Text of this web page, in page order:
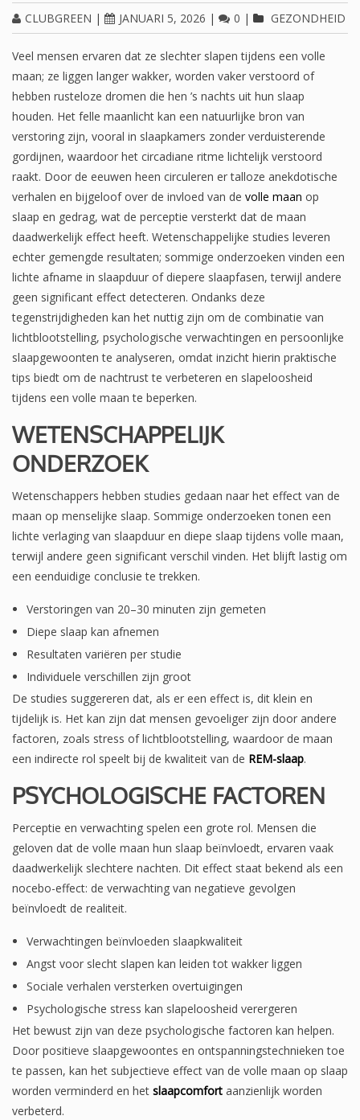
CLUBGREEN | JANUARI 5, 2026 | 0 | GEZONDHEID
Veel mensen ervaren dat ze slechter slapen tijdens een volle
maan; ze liggen langer wakker, worden vaker verstoord of
hebben rusteloze dromen die hen ’s nachts uit hun slaap
houden. Het felle maanlicht kan een natuurlijke bron van
verstoring zijn, vooral in slaapkamers zonder verduisterende
gordijnen, waardoor het circadiane ritme lichtelijk verstoord
raakt. Door de eeuwen heen circuleren er talloze anekdotische
verhalen en bijgeloof over de invloed van de volle maan op
slaap en gedrag, wat de perceptie versterkt dat de maan
daadwerkelijk effect heeft. Wetenschappelijke studies leveren
echter gemengde resultaten; sommige onderzoeken vinden een
lichte afname in slaapduur of diepere slaapfasen, terwijl andere
geen significant effect detecteren. Ondanks deze
tegenstrijdigheden kan het nuttig zijn om de combinatie van
lichtblootstelling, psychologische verwachtingen en persoonlijke
slaapgewoonten te analyseren, omdat inzicht hierin praktische
tips biedt om de nachtrust te verbeteren en slapeloosheid
tijdens een volle maan te beperken.
WETENSCHAPPELIJK
ONDERZOEK
Wetenschappers hebben studies gedaan naar het effect van de
maan op menselijke slaap. Sommige onderzoeken tonen een
lichte verlaging van slaapduur en diepe slaap tijdens volle maan,
terwijl andere geen significant verschil vinden. Het blijft lastig om
een eenduidige conclusie te trekken.
Verstoringen van 20–30 minuten zijn gemeten
Diepe slaap kan afnemen
Resultaten variëren per studie
Individuele verschillen zijn groot
De studies suggereren dat, als er een effect is, dit klein en
tijdelijk is. Het kan zijn dat mensen gevoeliger zijn door andere
factoren, zoals stress of lichtblootstelling, waardoor de maan
een indirecte rol speelt bij de kwaliteit van de REM-slaap.
PSYCHOLOGISCHE FACTOREN
Perceptie en verwachting spelen een grote rol. Mensen die
geloven dat de volle maan hun slaap beïnvloedt, ervaren vaak
daadwerkelijk slechtere nachten. Dit effect staat bekend als een
nocebo-effect: de verwachting van negatieve gevolgen
beïnvloedt de realiteit.
Verwachtingen beïnvloeden slaapkwaliteit
Angst voor slecht slapen kan leiden tot wakker liggen
Sociale verhalen versterken overtuigingen
Psychologische stress kan slapeloosheid verergeren
Het bewust zijn van deze psychologische factoren kan helpen.
Door positieve slaapgewoontes en ontspanningstechnieken toe
te passen, kan het subjectieve effect van de volle maan op slaap
worden verminderd en het slaapcomfort aanzienlijk worden
verbeterd.